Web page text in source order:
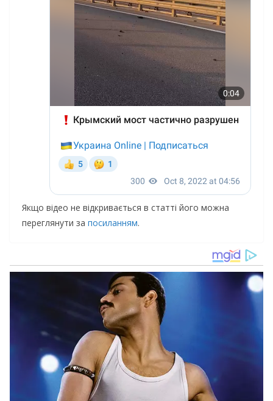
Якщо відео не відкривається в статті його можна
переглянути за посиланням.